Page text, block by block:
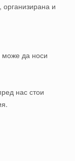
организирана и
може да носи
нас стои